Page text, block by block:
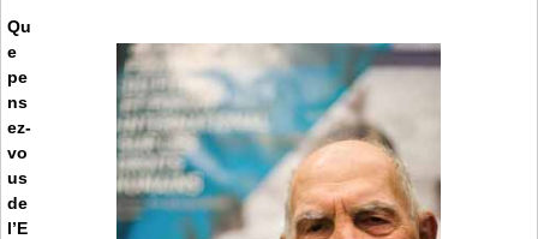
Qu
e
pe
ns
ez-
vo
us
de
l’E